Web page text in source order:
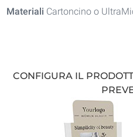
Materiali Cartoncino o
CONFIGURA IL